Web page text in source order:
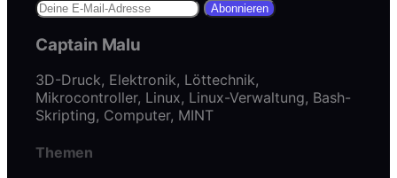
Abonnieren
Captain Malu
3D-Druck, Elektronik, Löttechnik,
Mikrocontroller, Linux, Linux-Verwaltung, Bash-
Skripting, Computer, MINT
Themen